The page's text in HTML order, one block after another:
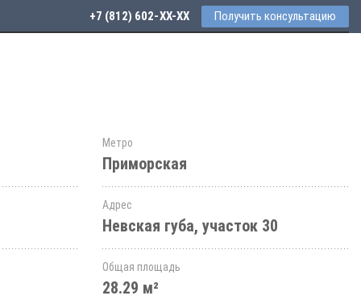
+7 (812) 602-44-77 Получить консультацию
Метро
Приморская
Адрес
Невская губа, участок 30
Общая площадь
28.29 м²